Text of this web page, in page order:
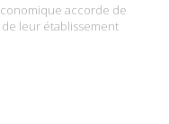
accorde de
de leur établissement